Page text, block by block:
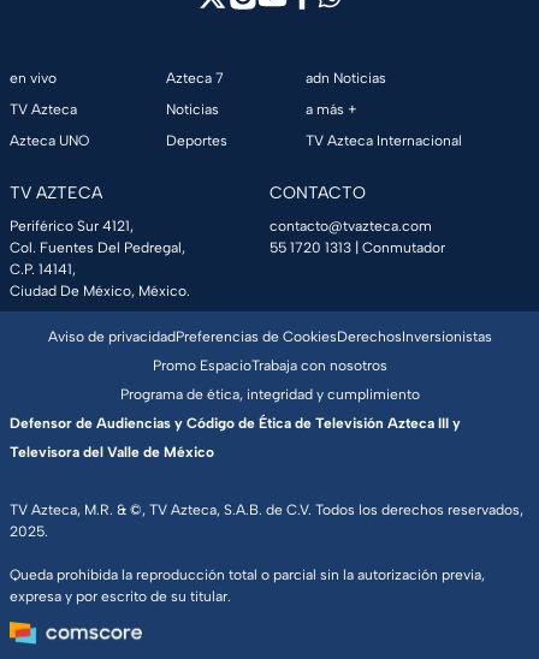
en vivo
TV Azteca
Azteca UNO
Azteca 7
Noticias
Deportes
adn Noticias
a más +
TV Azteca Internacional
TV AZTECA
Periférico Sur 4121,
Col. Fuentes Del Pedregal,
C.P. 14141,
Ciudad De México, México.
CONTACTO
contacto@tvazteca.com
55 1720 1313 | Conmutador
TV Azteca, M.R. & ©, TV Azteca, S.A.B. de C.V. Todos los derechos reservados,
2025.
Queda prohibida la reproducción total o parcial sin la autorización previa,
expresa y por escrito de su titular.
Aviso de privacidadPreferencias de CookiesDerechosInversionistas
Promo EspacioTrabaja con nosotros
Programa de ética, integridad y cumplimiento
Defensor de Audiencias y Código de Ética de Televisión Azteca III y
Televisora del Valle de México